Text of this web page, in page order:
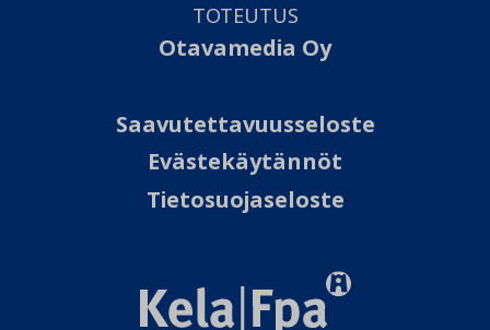
TOTEUTUS
Otavamedia Oy
Saavutettavuusseloste
Evästekäytännöt
Tietosuojaseloste